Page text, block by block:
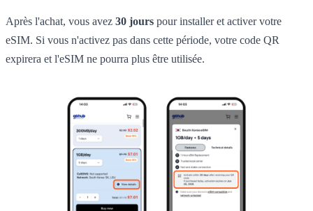
Après l'achat, vous avez 30 jours pour installer et activer votre
eSIM. Si vous n'activez pas dans cette période, votre code QR
expirera et l'eSIM ne pourra plus être utilisée.